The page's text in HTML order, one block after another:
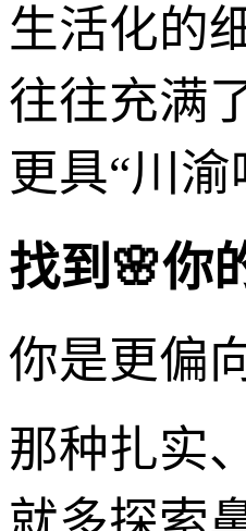
生活化的
往往充满
更具“川
找到🌸你
你是更偏
那种扎实